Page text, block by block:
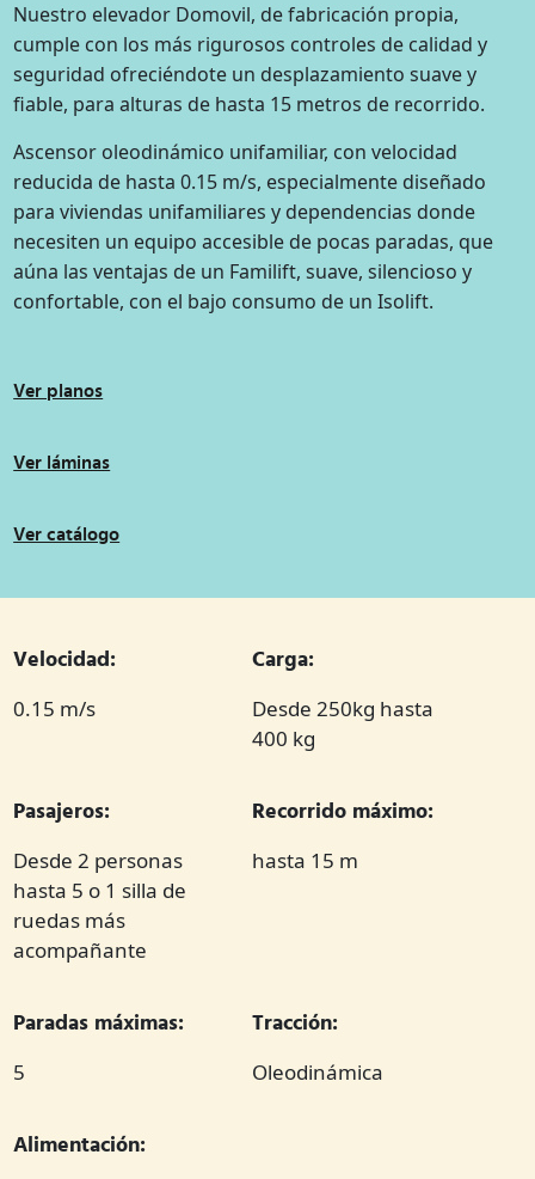
Nuestro elevador Domovil, de fabricación propia,
cumple con los más rigurosos controles de calidad y
seguridad ofreciéndote un desplazamiento suave y
fiable, para alturas de hasta 15 metros de recorrido.
Ascensor oleodinámico unifamiliar, con velocidad
reducida de hasta 0.15 m/s, especialmente diseñado
para viviendas unifamiliares y dependencias donde
necesiten un equipo accesible de pocas paradas, que
aúna las ventajas de un Familift, suave, silencioso y
confortable, con el bajo consumo de un Isolift.
Ver planos
Ver láminas
Ver catálogo
Velocidad:
0.15 m/s
Carga:
Desde 250kg hasta
400 kg
Pasajeros:
Desde 2 personas
hasta 5 o 1 silla de
ruedas más
acompañante
Recorrido máximo:
hasta 15 m
Paradas máximas:
5
Tracción:
Oleodinámica
Alimentación: